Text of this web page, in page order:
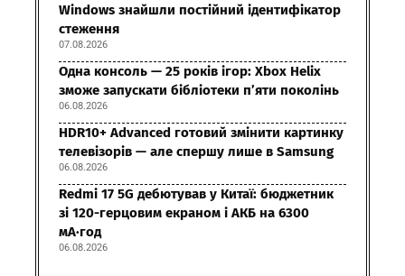
Windows знайшли постійний ідентифікатор
стеження
07.08.2026
Одна консоль — 25 років ігор: Xbox Helix
зможе запускати бібліотеки п’яти поколінь
06.08.2026
HDR10+ Advanced готовий змінити картинку
телевізорів — але спершу лише в Samsung
06.08.2026
Redmi 17 5G дебютував у Китаї: бюджетник
зі 120-герцовим екраном і АКБ на 6300
мА·год
06.08.2026